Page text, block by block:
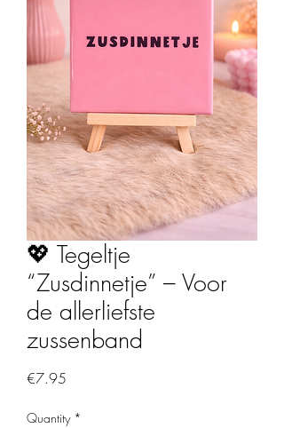
💖 Tegeltje
“Zusdinnetje” – Voor
de allerliefste
zussenband
€7.95
Quantity *